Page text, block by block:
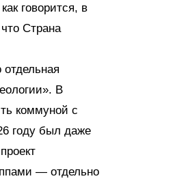
говорится, в
Страна
В
коммуной с
году был даже
— отдельно